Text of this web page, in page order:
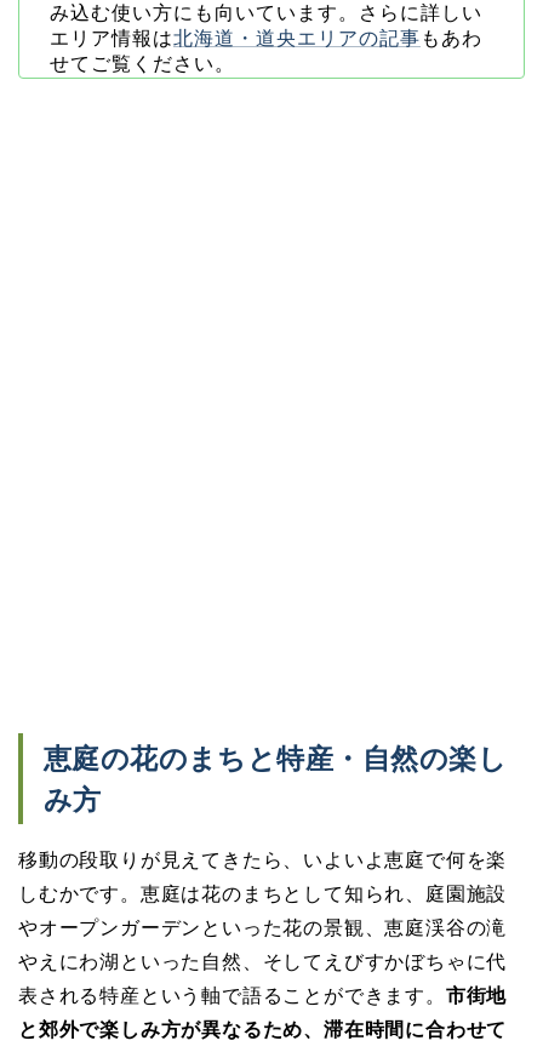
み込む使い方にも向いています。さらに詳しい
エリア情報は北海道・道央エリアの記事 もあわ
せてご覧ください。
恵庭の花のまちと特産・自然の楽し
み方
移動の段取りが見えてきたら、いよいよ恵庭で何を楽
しむかです。恵庭は花のまちとして知られ、庭園施設
やオープンガーデンといった花の景観、恵庭渓谷の滝
やえにわ湖といった自然、そしてえびすかぼちゃに代
表される特産という軸で語ることができます。 市街地
と郊外で楽しみ方が異なるため、滞在時間に合わせて